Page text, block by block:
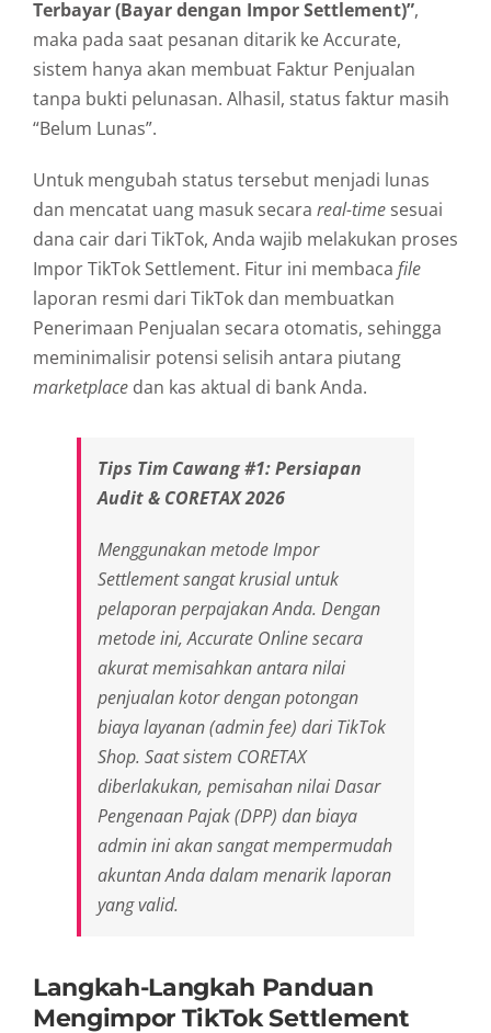
Terbayar (Bayar dengan Impor Settlement)”,
maka pada saat pesanan ditarik ke Accurate,
sistem hanya akan membuat Faktur Penjualan
tanpa bukti pelunasan. Alhasil, status faktur masih
“Belum Lunas”.
Untuk mengubah status tersebut menjadi lunas
dan mencatat uang masuk secara real-time sesuai
dana cair dari TikTok, Anda wajib melakukan proses
Impor TikTok Settlement. Fitur ini membaca file
laporan resmi dari TikTok dan membuatkan
Penerimaan Penjualan secara otomatis, sehingga
meminimalisir potensi selisih antara piutang
marketplace dan kas aktual di bank Anda.
Tips Tim Cawang #1: Persiapan
Audit & CORETAX 2026
Menggunakan metode Impor
Settlement sangat krusial untuk
pelaporan perpajakan Anda. Dengan
metode ini, Accurate Online secara
akurat memisahkan antara nilai
penjualan kotor dengan potongan
biaya layanan (admin fee) dari TikTok
Shop. Saat sistem CORETAX
diberlakukan, pemisahan nilai Dasar
Pengenaan Pajak (DPP) dan biaya
admin ini akan sangat mempermudah
akuntan Anda dalam menarik laporan
yang valid.
Langkah-Langkah Panduan
Mengimpor TikTok Settlement